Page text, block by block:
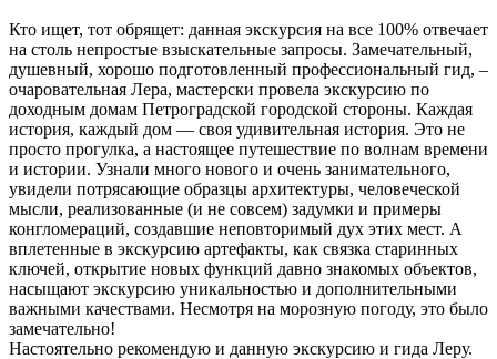
Кто ищет, тот обрящет: данная экскурсия на все 100% отвечает
на столь непростые взыскательные запросы. Замечательный,
душевный, хорошо подготовленный профессиональный гид, –
очаровательная Лера, мастерски провела экскурсию по
доходным домам Петроградской городской стороны. Каждая
история, каждый дом — своя удивительная история. Это не
просто прогулка, а настоящее путешествие по волнам времени
и истории. Узнали много нового и очень занимательного,
увидели потрясающие образцы архитектуры, человеческой
мысли, реализованные (и не совсем) задумки и примеры
конгломераций, создавшие неповторимый дух этих мест. А
вплетенные в экскурсию артефакты, как связка старинных
ключей, открытие новых функций давно знакомых объектов,
насыщают экскурсию уникальностью и дополнительными
важными качествами. Несмотря на морозную погоду, это было
замечательно!
Настоятельно рекомендую и данную экскурсию и гида Леру.